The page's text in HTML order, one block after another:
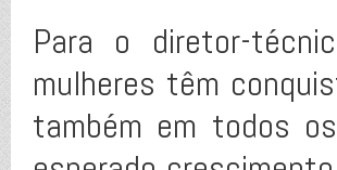
Para o diretor-
mulheres têm
também em todos